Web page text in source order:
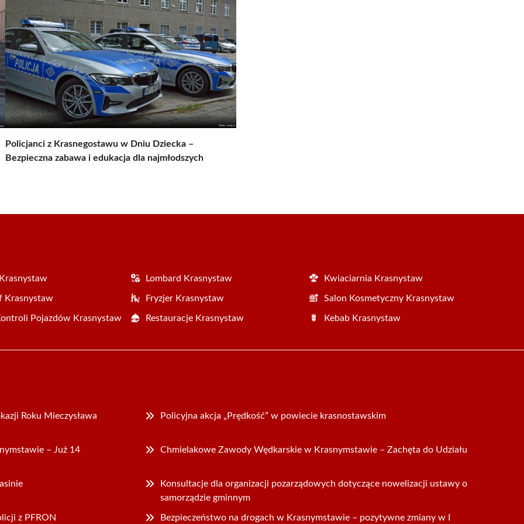
Policjanci z Krasnegostawu w Dniu Dziecka –
Bezpieczna zabawa i edukacja dla najmłodszych
Lombard Krasnystaw Kwiaciarnia Krasnystaw
Krasnystaw Fryzjer Krasnystaw Salon Kosmetyczny Krasnystaw
Pojazdów Krasnystaw Restauracje Krasnystaw Kebab Krasnystaw
Roku Mieczysława Policyjna akcja „Prędkość” w powiecie krasnostawskim
– Już 14 Chmielakowe Zawody Wędkarskie w Krasnymstawie – Zachęta do Udziału
Konsultacje dla organizacji pozarządowych dotyczące nowelizacji ustawy o
samorządzie gminnym
z PFRON Bezpieczeństwo na drogach w Krasnymstawie – pozytywne zmiany w I